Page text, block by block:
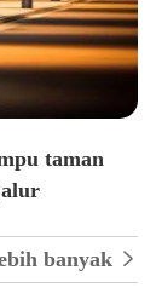
taman
banyak 